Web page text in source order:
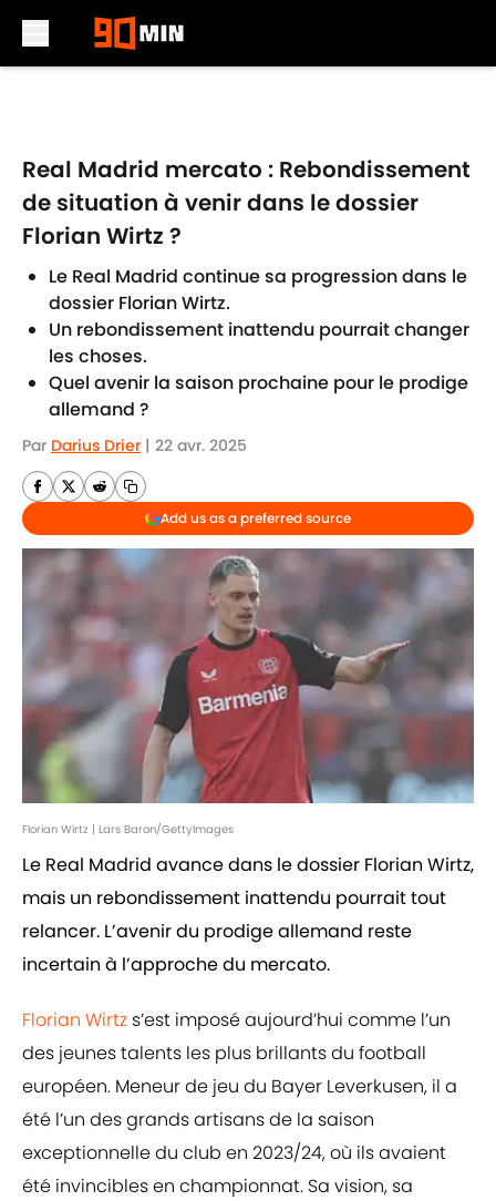
Real Madrid mercato : Rebondissement
de situation à venir dans le dossier
Florian Wirtz ?
Le Real Madrid continue sa progression dans le
dossier Florian Wirtz.
Un rebondissement inattendu pourrait changer
les choses.
Quel avenir la saison prochaine pour le prodige
allemand ?
Par Darius Drier | 22 avr. 2025
Add us as a preferred source
Florian Wirtz | Lars Baron/GettyImages
Le Real Madrid avance dans le dossier Florian Wirtz,
mais un rebondissement inattendu pourrait tout
relancer. L’avenir du prodige allemand reste
incertain à l’approche du mercato.
Florian Wirtz s’est imposé aujourd’hui comme l’un
des jeunes talents les plus brillants du football
européen. Meneur de jeu du Bayer Leverkusen, il a
été l’un des grands artisans de la saison
exceptionnelle du club en 2023/24, où ils avaient
été invincibles en championnat. Sa vision, sa